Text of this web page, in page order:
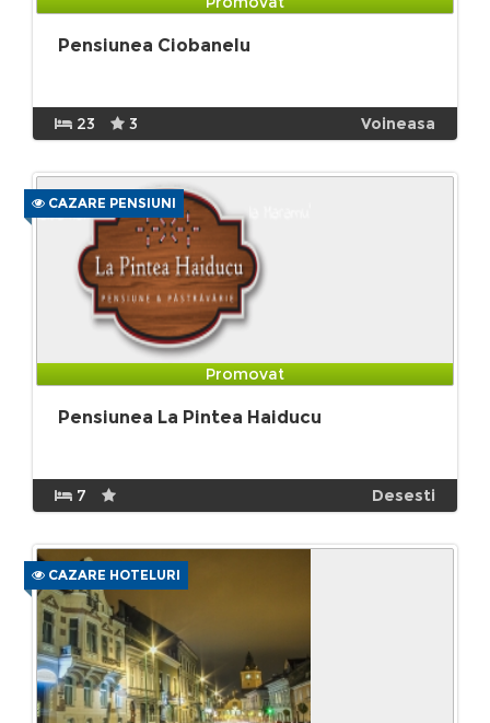
Pensiunea Ciobanelu
23 3 Voineasa
CAZARE PENSIUNI
Promovat
Pensiunea La Pintea Haiducu
7 Desesti
CAZARE HOTELURI